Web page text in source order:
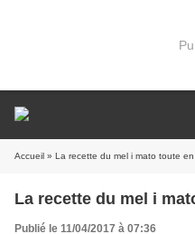
Accueil » La recette du mel i mato toute
La recette du mel i
Publié le 11/04/2017 à 07:36